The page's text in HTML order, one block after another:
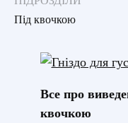
Під квочкою
Все про
квочкою